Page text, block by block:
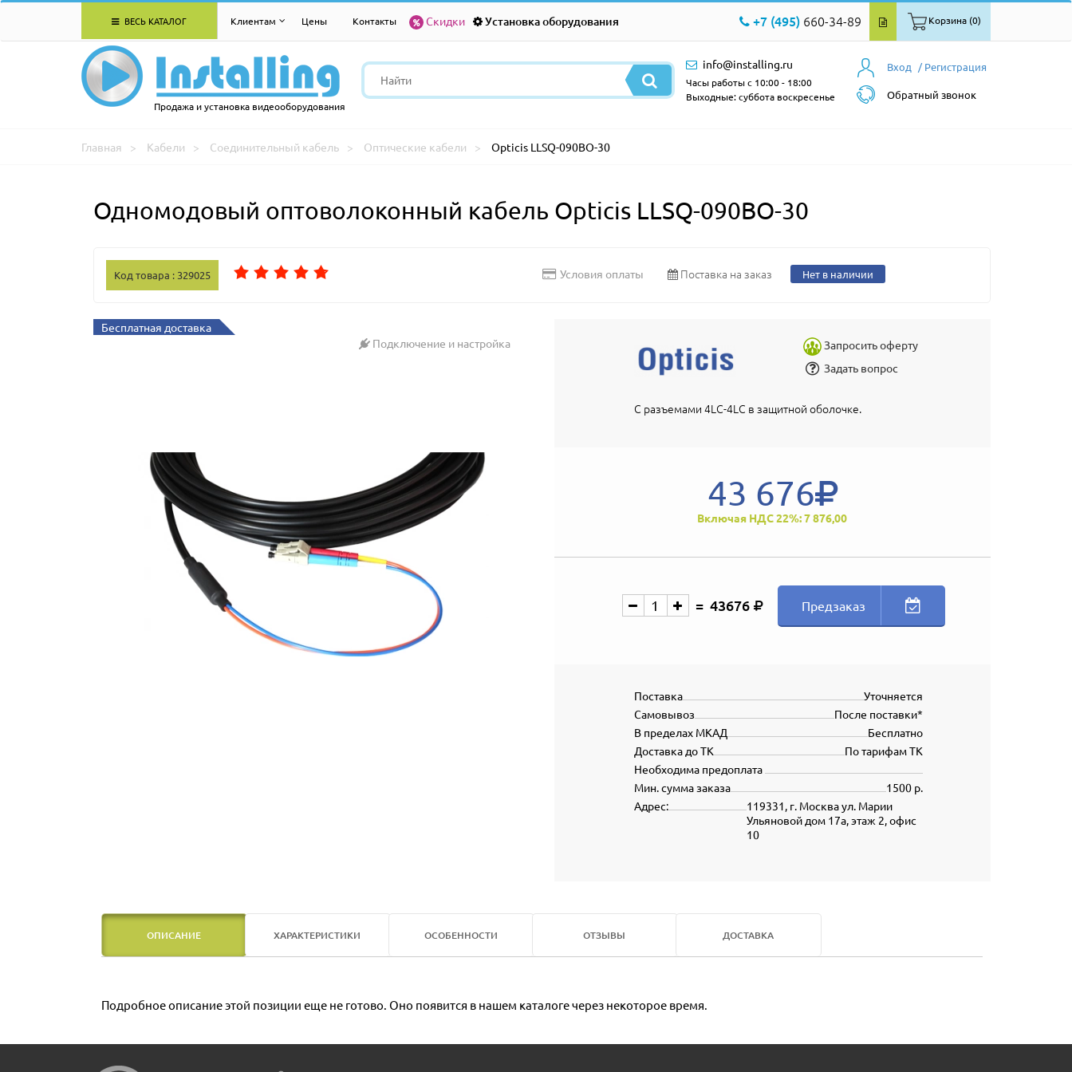
ВЕСЬ КАТАЛОГ Клиентам Цены Контакты Скидки Установка оборудования +7 (495) 660-34-89 Корзина (0)
Продажа и установка видеооборудования
Вход / Регистрация
Обратный звонок
info@installing.ru
Часы работы с 10:00 - 18:00
Выходные: суббота воскресенье
Главная Кабели Соединительный кабель Оптические кабели Opticis LLSQ-090BO-30
Одномодовый оптоволоконный кабель Opticis LLSQ-090BO-30
Код товара : 329025 Условия оплаты Поставка на заказ Нет в наличии
Бесплатная доставка
Подключение и настройка
Запросить оферту
Задать вопрос
С разъемами 4LC-4LC в защитной оболочке.
43 676
Включая НДС 22%: 7 876,00
43676 Предзаказ
Уточняется
Поставка
После поставки*
Самовывоз
Бесплатно
В пределах МКАД
По тарифам ТК
Доставка до ТК
Необходима предоплата
1500 р.
Мин. сумма заказа
119331, г. Москва ул. Марии
Ульяновой дом 17а, этаж 2, офис
10
Адрес:
ОПИСАНИЕ ХАРАКТЕРИСТИКИ ОСОБЕННОСТИ ОТЗЫВЫ ДОСТАВКА
Подробное описание этой позиции еще не готово. Оно появится в нашем каталоге через некоторое время.